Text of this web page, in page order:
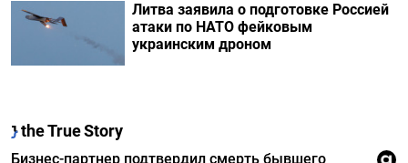
Литва заявила о подготовке Россией
атаки по НАТО фейковым
украинским дроном